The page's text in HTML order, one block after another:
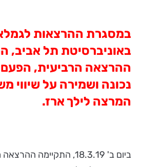
במסגרת ההרצאות
באוניברסיטת תל אביב,
ההרצאה הרביעית, הפעם
נכונה ושמירה על שיווי
המרצה לילך ארז.
ביום ב' 18.3.19, התקיימה